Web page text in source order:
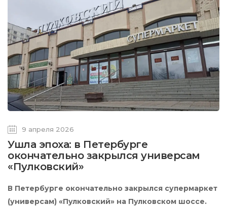
9 апреля 2026
Ушла эпоха: в Петербурге
окончательно закрылся универсам
«Пулковский»
В Петербурге окончательно закрылся супермаркет
(универсам) «Пулковский» на Пулковском шоссе.